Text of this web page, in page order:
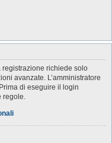
registrazione richiede solo
avanzate. L’amministratore
di eseguire il login